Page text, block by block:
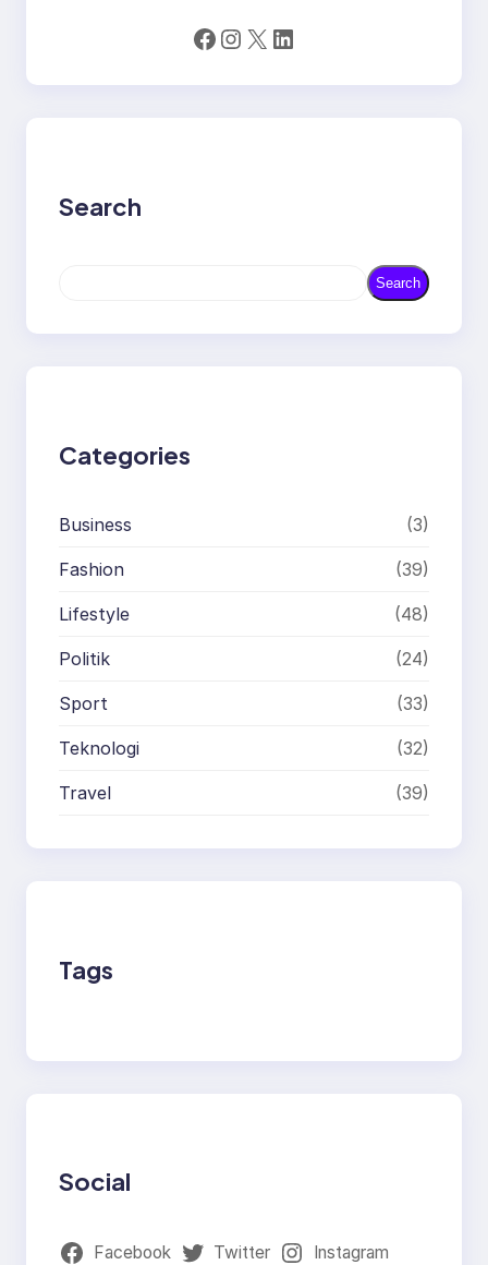
Facebook Instagram X LinkedIn
Search
r
Search
Categories
Business (3)
Fashion (39)
Lifestyle (48)
Politik (24)
Sport (33)
Teknologi (32)
Travel (39)
Tags
Social
Facebook Twitter
Instagram